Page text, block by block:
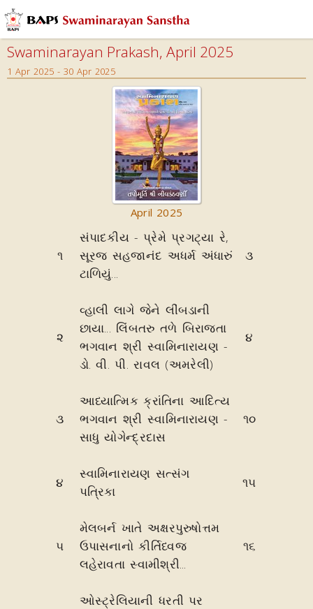
Swaminarayan Prakash, April 2025
1 Apr 2025 - 30 Apr 2025
April 2025
૧
સંપાદકીય - પ્રેમે પ્રગટ્યા રે,
સૂરજ સહજાનંદ અધર્મ અંધારું
ટાળિયું...
૩
૨
વ્હાલી લાગે જેને લીંબડાની
છાયા... લિંબતરુ તળે બિરાજતા
ભગવાન શ્રી સ્વામિનારાયણ -
ડો. વી. પી. રાવલ (અમરેલી)
૪
૩
આધ્યાત્મિક ક્રાંતિના આદિત્ય
ભગવાન શ્રી સ્વામિનારાયણ -
સાધુ યોગેન્દ્રદાસ
૧૦
૪
સ્વામિનારાયણ સત્સંગ
પત્રિકા
૧૫
૫
મેલબર્ન ખાતે અક્ષરપુરુષોત્તમ
ઉપાસનાનો કીર્તિધ્વજ
લહેરાવતા સ્વામીશ્રી...
૧૬
ઓસ્ટ્રેલિયાની ધરતી પર